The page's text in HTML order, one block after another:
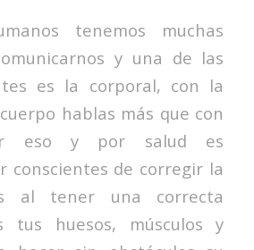
tenemos muchas
y una de las
es la corporal, con la
hablas más que con
eso y por salud es
conscientes de corregir la
al tener una correcta
tus huesos, músculos y